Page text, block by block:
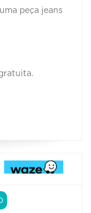
peça jeans